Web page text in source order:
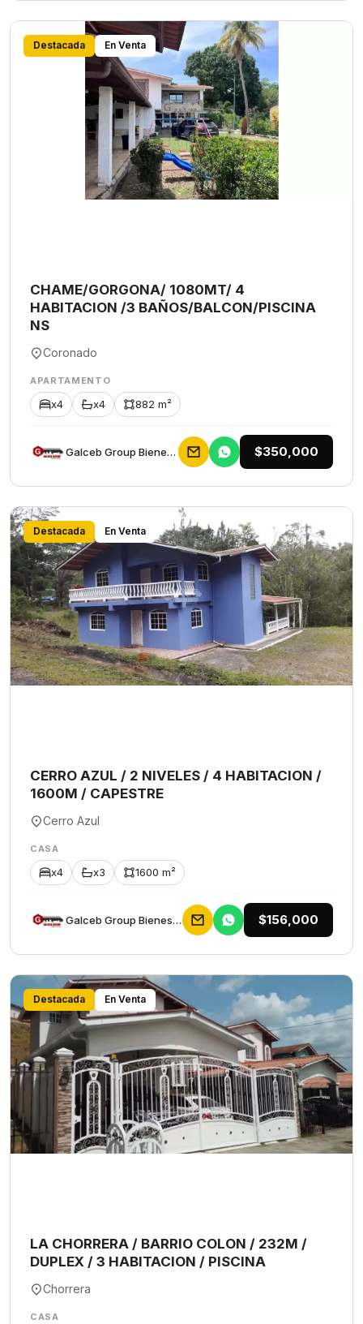
Destacada En Venta
CHAME/GORGONA/ 1080MT/ 4
HABITACION /3 BAÑOS/BALCON/PISCINA
NS
Coronado
APARTAMENTO
x4 x4 882 m²
Galceb Group Bienes Raices $350,000
Destacada En Venta
CERRO AZUL / 2 NIVELES / 4 HABITACION /
1600M / CAPESTRE
Cerro Azul
CASA
x4 x3 1600 m²
Galceb Group Bienes Raices $156,000
Destacada En Venta
LA CHORRERA / BARRIO COLON / 232M /
DUPLEX / 3 HABITACION / PISCINA
Chorrera
CASA